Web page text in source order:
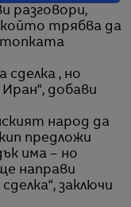
разговори,
който трябва да
топката
сделка , но
добави
народ да
предложи
има – но
направи
заключи